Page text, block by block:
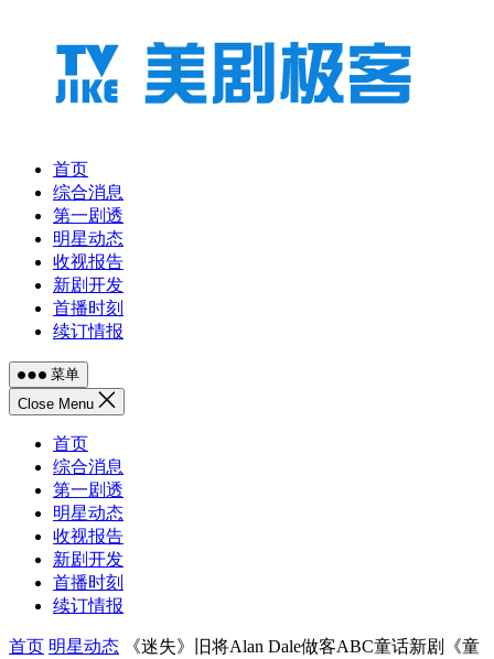
首页
综合消息
第一剧透
明星动态
收视报告
新剧开发
首播时刻
续订情报
菜单
Close Menu
首页
综合消息
第一剧透
明星动态
收视报告
新剧开发
首播时刻
续订情报
首页 明星动态
《迷失》旧将Alan Dale做客ABC童话新剧《童